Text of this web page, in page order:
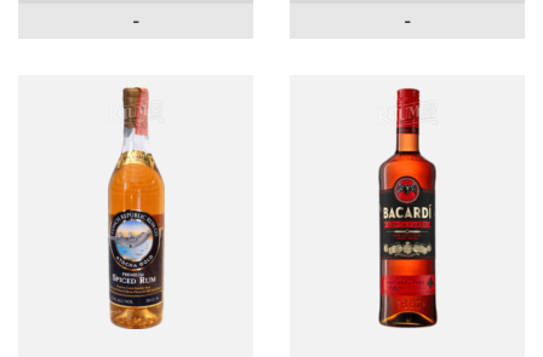
-
-